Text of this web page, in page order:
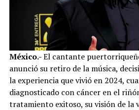
México.-El cantante
anunció su retiro de la música,
la experiencia que vivió en 2024,
diagnosticado con cáncer en el
tratamiento exitoso, su visión de la